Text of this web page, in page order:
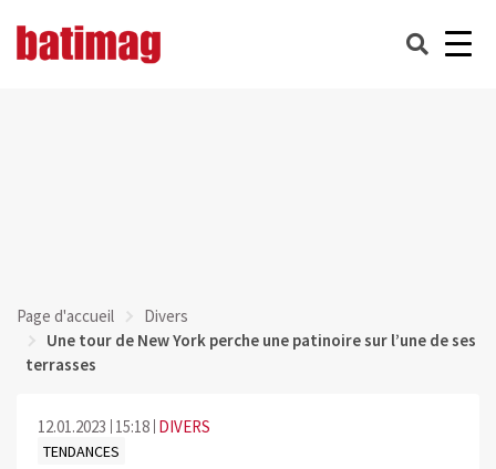
Page d'accueil
Divers
Une tour de New York perche une patinoire sur l’une de ses
terrasses
12.01.2023 15:18 DIVERS
TENDANCES